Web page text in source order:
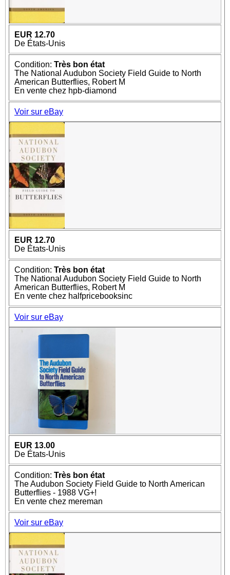
EUR 12.70
De États-Unis
Condition: Très bon état
The National Audubon Society Field Guide to North
American Butterflies, Robert M
En vente chez hpb-diamond
Voir sur eBay
EUR 12.70
De États-Unis
Condition: Très bon état
The National Audubon Society Field Guide to North
American Butterflies, Robert M
En vente chez halfpricebooksinc
Voir sur eBay
EUR 13.00
De États-Unis
Condition: Très bon état
The Audubon Society Field Guide to North American
Butterflies - 1988 VG+!
En vente chez mereman
Voir sur eBay